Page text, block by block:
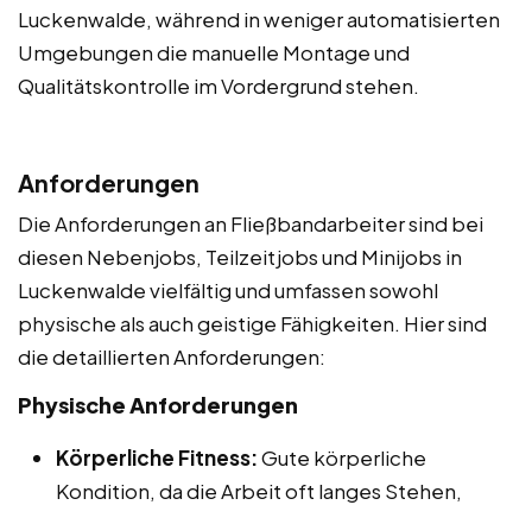
Luckenwalde, während in weniger automatisierten
Umgebungen die manuelle Montage und
Qualitätskontrolle im Vordergrund stehen.
Anforderungen
Die Anforderungen an Fließbandarbeiter sind bei
diesen Nebenjobs, Teilzeitjobs und Minijobs in
Luckenwalde vielfältig und umfassen sowohl
physische als auch geistige Fähigkeiten. Hier sind
die detaillierten Anforderungen:
Physische Anforderungen
Körperliche Fitness:Gute körperliche
Kondition, da die Arbeit oft langes Stehen,